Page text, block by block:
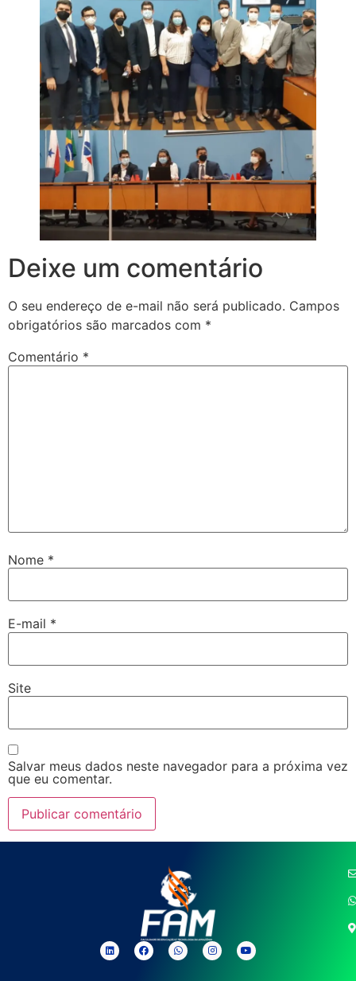
Deixe um comentário
O seu endereço de e-mail não será publicado. Campos
obrigatórios são marcados com *
Comentário *
Nome *
E-mail *
Site
Salvar meus dados neste navegador para a próxima vez
que eu comentar.